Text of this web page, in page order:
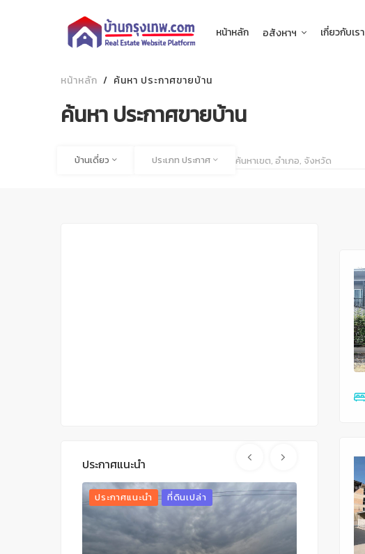
หน้าหลัก อสังหาฯ เกี่ยวกับเรา
หน้าหลัก ค้นหา ประกาศขายบ้าน
ค้นหา ประกาศขายบ้าน
ประเภทสังหาฯบ้านเดี่ยวประเภท ประกาศประเภท ประกาศ
ประกาศแนะนำ
ประกาศแนะนำ ที่ดินเปล่า